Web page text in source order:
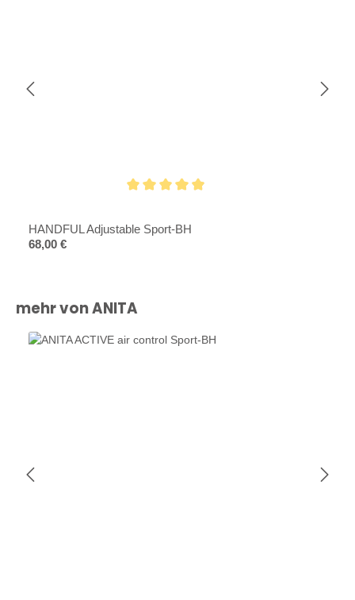
HANDFUL Adjustable Sport-BH
Regulärer Preis:
68,00 €
Produktgalerie überspringen
mehr von ANITA